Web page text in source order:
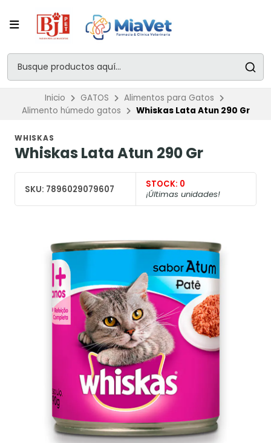
Inicio GATOS
Alimentos para Gatos
Alimento húmedo gatos
Whiskas Lata Atun 290 Gr
WHISKAS
Whiskas Lata Atun 290 Gr
SKU: 7896029079607 STOCK: 0
¡Últimas unidades!